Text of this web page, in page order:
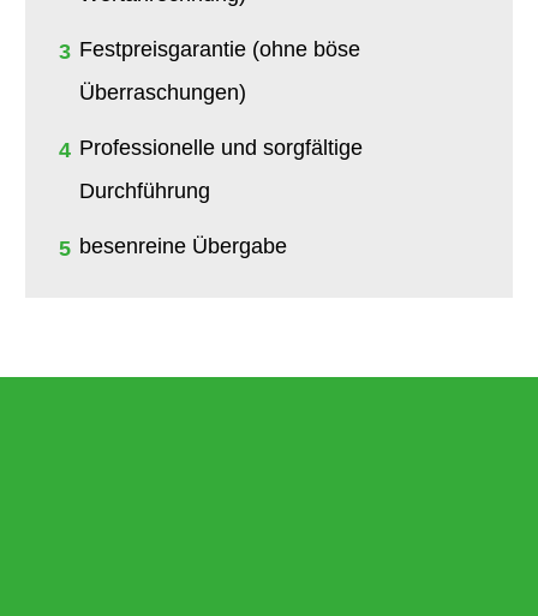
3 Festpreisgarantie (ohne böse
Überraschungen)
4 Professionelle und sorgfältige
Durchführung
5 besenreine Übergabe